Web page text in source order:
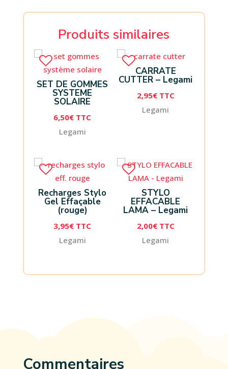
Produits similaires
SET DE GOMMES
SYSTEME
SOLAIRE
6,50€ TTC
Legami
CARRATE
CUTTER – Legami
2,95€ TTC
Legami
Recharges Stylo
Gel Effaçable
(rouge)
3,95€ TTC
Legami
STYLO
EFFACABLE
LAMA – Legami
2,00€ TTC
Legami
Commentaires